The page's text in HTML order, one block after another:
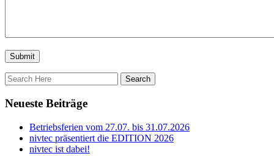
Neueste Beiträge
Betriebsferien vom 27.07. bis 31.07.2026
nivtec präsentiert die EDITION 2026
nivtec ist dabei!